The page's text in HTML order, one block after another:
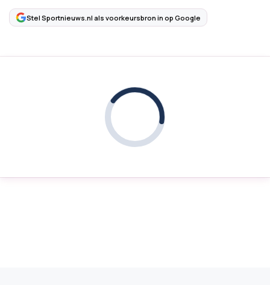
Stel Sportnieuws.nl als voorkeursbron in op Google